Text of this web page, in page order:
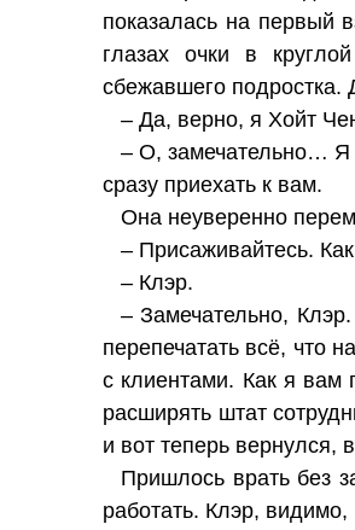
показалась на первый
глазах очки в
сбежавшего подростка.
– Да, верно, я Хойт
– О, замечательно… Я
сразу приехать к вам.
Она неуверенно
– Присаживайтесь.
– Клэр.
– Замечательно,
перепечатать всё, что
с клиентами. Как я вам
расширять штат
и вот теперь вернулся,
Пришлось врать без
работать. Клэр,